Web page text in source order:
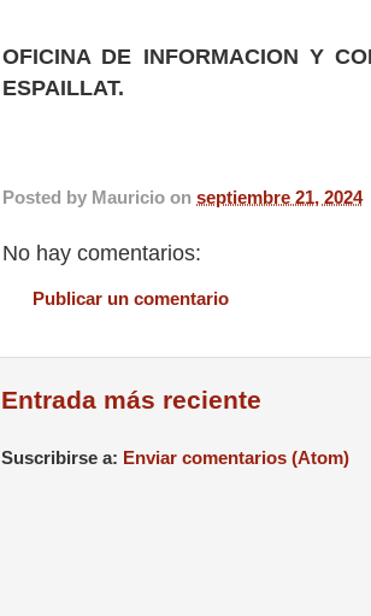
OFICINA DE INFORMACION Y
ESPAILLAT.
Posted by Mauricio on septiembre 21, 2024
No hay comentarios:
Publicar un comentario
Entrada más reciente
Suscribirse a: Enviar comentarios (Atom)